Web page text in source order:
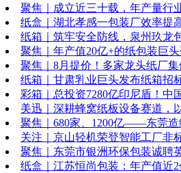
聚焦｜成立近三十载，年产量
纸盒｜湖北孝感一包装厂效率提
纸箱｜筑牢安全防线，泉州玖龙
聚焦｜年产值20亿+的纸包装巨
聚焦｜8月提价！多家龙头纸厂集
纸箱｜甘肃乳业巨头发布纸箱招
彩箱｜总投资7280亿印尼盾！中
美迅｜深耕蜂窝纸板设备赛道，
聚焦｜680家、1200亿——东莞造
关注｜京山轻机荣登智能工厂非
聚焦｜东莞市银洲环保包装诚聘
纸盒｜江苏恒尚包装：年产值近